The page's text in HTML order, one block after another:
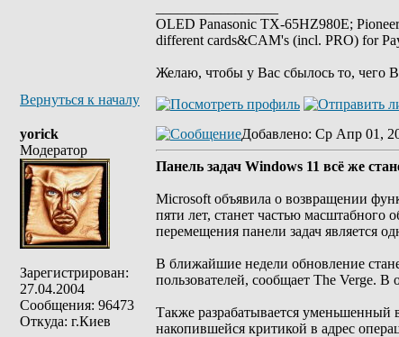
OLED Panasonic TX-65HZ980E;
different cards&CAM's (incl. PRO) for
Желаю, чтобы у Вас сбылось то, чего
Вернуться к началу
yorick
Модератор
Зарегистрирован:
27.04.2004
Сообщения: 96473
Откуда: г.Киев
Добавлено: Ср Апр 01,
Панель задач Windows 11 всё же
Microsoft объявила о возвращении
пяти лет, станет частью масштабного
перемещения панели задач является
В ближайшие недели обновление
пользователей, сообщает The Verge.
Также разрабатывается уменьшенный
накопившейся критикой в адрес